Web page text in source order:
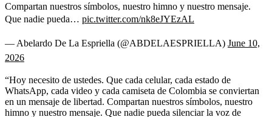
Compartan nuestros símbolos, nuestro himno y nuestro mensaje.
Que nadie pueda… pic.twitter.com/nk8eJYEzAL
— Abelardo De La Espriella (@ABDELAESPRIELLA) June 10,
2026
“Hoy necesito de ustedes. Que cada celular, cada estado de
WhatsApp, cada video y cada camiseta de Colombia se conviertan
en un mensaje de libertad. Compartan nuestros símbolos, nuestro
himno y nuestro mensaje. Que nadie pueda silenciar la voz de